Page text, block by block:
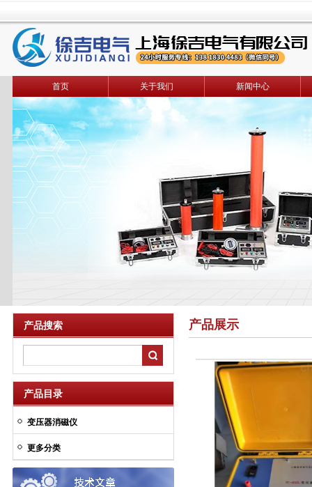
首页 关于我们 新闻中心
产品搜索
产品目录
变压器消磁仪
更多分类
产品展示